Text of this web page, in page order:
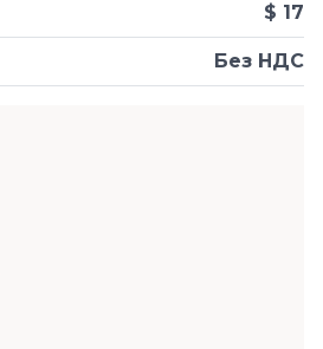
Без НДС
$ 17